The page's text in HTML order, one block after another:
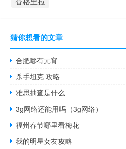
猜你想看的文章
合肥哪有元宵
杀手坦克 攻略
雅思抽查是什么
3g网络还能用吗（3g网络）
福州春节哪里看梅花
我的明星女友攻略